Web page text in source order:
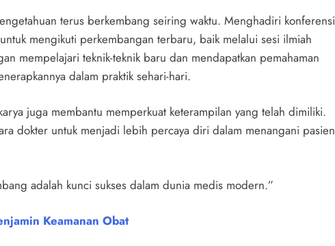
terus berkembang seiring waktu. Menghadiri konferensi
mengikuti perkembangan terbaru, baik melalui sesi ilmiah
mempelajari teknik-teknik baru dan mendapatkan pemahaman
dalam praktik sehari-hari.
juga membantu memperkuat keterampilan yang telah dimiliki.
dokter untuk menjadi lebih percaya diri dalam menangani pasien
adalah kunci sukses dalam dunia medis modern.”
Keamanan Obat